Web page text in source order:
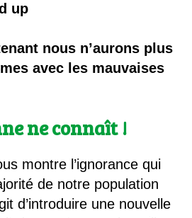
up
nous n’aurons plus
avec les mauvaises
ne connaît !
montre l’ignorance qui
de notre population
d’introduire une nouvelle